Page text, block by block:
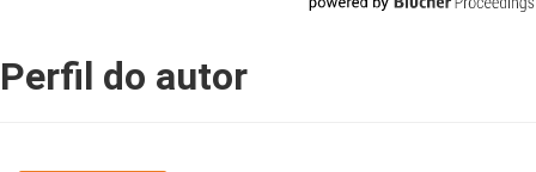
Perfil do autor